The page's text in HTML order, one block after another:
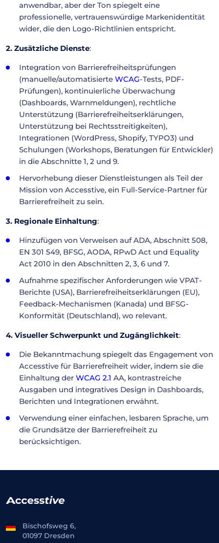
anwendbar, aber der Ton spiegelt eine
professionelle, vertrauenswürdige Markenidentität
wider, die den Logo-Richtlinien entspricht.
2. Zusätzliche Dienste:
Integration von Barrierefreiheitsprüfungen
(manuelle/automatisierte WCAG-Tests, PDF-
Prüfungen), kontinuierliche Überwachung
(Dashboards, Warnmeldungen), rechtliche
Unterstützung (Barrierefreiheitserklärungen,
Unterstützung bei Rechtsstreitigkeiten),
Integrationen (WordPress, Shopify, TYPO3) und
Schulungen (Workshops, Beratungen für Entwickler)
in die Abschnitte 1, 2 und 9.
Hervorhebung dieser Dienstleistungen als Teil der
Mission von Accesstive, ein Full-Service-Partner für
Barrierefreiheit zu sein.
3. Regionale Einhaltung:
Hinzufügen von Verweisen auf ADA, Abschnitt 508,
EN 301 549, BFSG, AODA, RPwD Act und Equality
Act 2010 in den Abschnitten 2, 3, 6 und 7.
Aufnahme spezifischer Anforderungen wie VPAT-
Berichte (USA), Barrierefreiheitserklärungen (EU),
Feedback-Mechanismen (Kanada) und BFSG-
Konformität (Deutschland), wo relevant.
4. Visueller Schwerpunkt und Zugänglichkeit:
Die Bekanntmachung spiegelt das Engagement von
Accesstive für Barrierefreiheit wider, indem sie die
Einhaltung der WCAG 2.1 AA, kontrastreiche
Ausgaben und integratives Design in Dashboards,
Berichten und Integrationen erwähnt.
Verwendung einer einfachen, lesbaren Sprache, um
die Grundsätze der Barrierefreiheit zu
berücksichtigen.
Bischofsweg 6,
01097 Dresden